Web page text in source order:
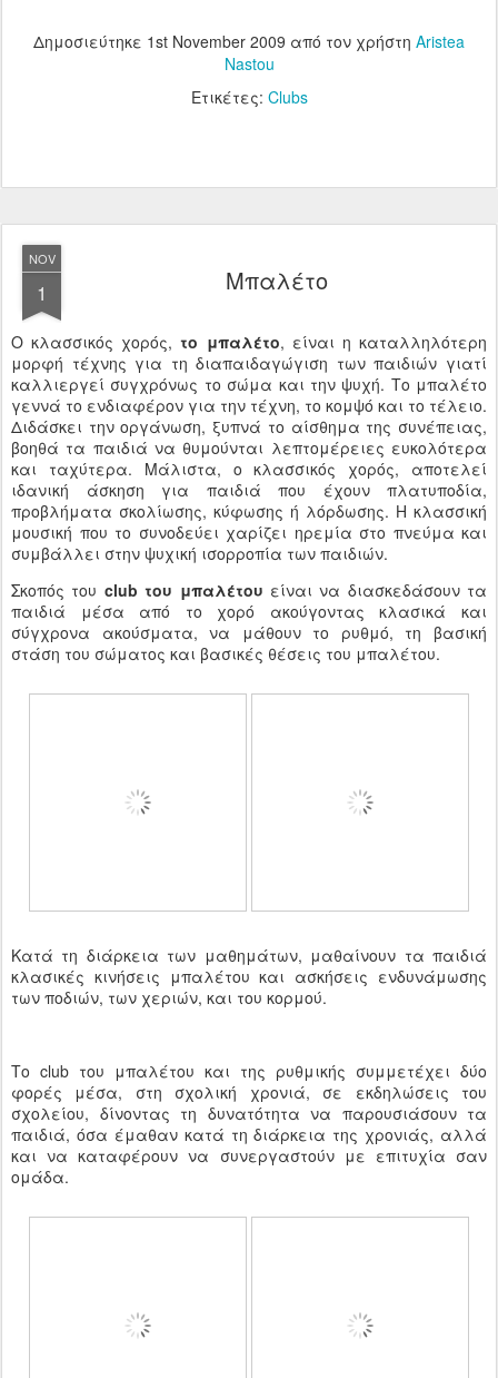
Δημοσιεύτηκε 1st November 2009 από τον χρήστη Aristea
Nastou
Ετικέτες: Clubs
NOV
1 Μπαλέτο
Ο κλασσικός χορός,το μπαλέτο, είναι η καταλληλότερη
μορφή τέχνης για τη διαπαιδαγώγιση των παιδιών γιατί
καλλιεργεί συγχρόνως το σώμα και την ψυχή. Το μπαλέτο
γεννά το ενδιαφέρον για την τέχνη, το κομψό και το τέλειο.
Διδάσκει την οργάνωση, ξυπνά το αίσθημα της συνέπειας,
βοηθά τα παιδιά να θυμούνται λεπτομέρειες ευκολότερα
και ταχύτερα. Μάλιστα, ο κλασσικός χορός, αποτελεί
ιδανική άσκηση για παιδιά που έχουν πλατυποδία,
προβλήματα σκολίωσης, κύφωσης ή λόρδωσης. Η κλασσική
μουσική που το συνοδεύει χαρίζει ηρεμία στο πνεύμα και
συμβάλλει στην ψυχική ισορροπία των παιδιών.
Σκοπός του club του μπαλέτου είναι να διασκεδάσουν τα
παιδιά μέσα από το χορό ακούγοντας κλασικά και
σύγχρονα ακούσματα, να μάθουν το ρυθμό, τη βασική
στάση του σώματος και βασικές θέσεις του μπαλέτου.
Κατά τη διάρκεια των μαθημάτων, μαθαίνουν τα παιδιά
κλασικές κινήσεις μπαλέτου και ασκήσεις ενδυνάμωσης
των ποδιών, των χεριών, και του κορμού.
Το club του μπαλέτου και της ρυθμικής συμμετέχει δύο
φορές μέσα, στη σχολική χρονιά, σε εκδηλώσεις του
σχολείου, δίνοντας τη δυνατότητα να παρουσιάσουν τα
παιδιά, όσα έμαθαν κατά τη διάρκεια της χρονιάς, αλλά
και να καταφέρουν να συνεργαστούν με επιτυχία σαν
ομάδα.